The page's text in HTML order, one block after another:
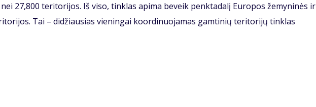
27,800 teritorijos. Iš viso, tinklas apima beveik penktadalį Europos žemyninės ir
Tai – didžiausias vieningai koordinuojamas gamtinių teritorijų tinklas